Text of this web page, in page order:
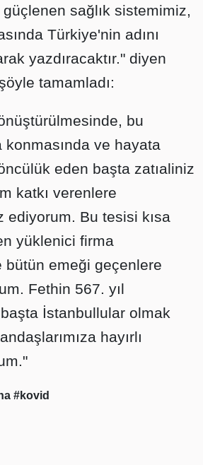
sağlık sistemimiz,
Türkiye'nin adını
yazdıracaktır." diyen
tamamladı:
bu
ve hayata
eden başta zatıaliniz
katkı verenlere
ediyorum. Bu tesisi kısa
yüklenici firma
bütün emeği geçenlere
Fethin 567. yıl
İstanbullular olmak
hayırlı
#kovid